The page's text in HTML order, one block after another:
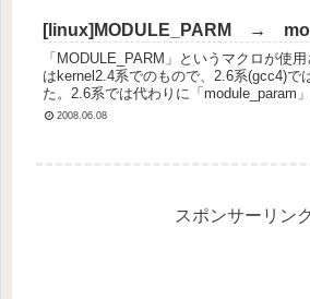
[linux]MODULE_PARM →
「MODULE_PARM」というマクロが使
はkernel2.4系でのもので、2.6系(gcc4)で
た。2.6系では代わりに「module_param
れているので、以下の2行を書き換...
2008.06.08
スポンサーリンク